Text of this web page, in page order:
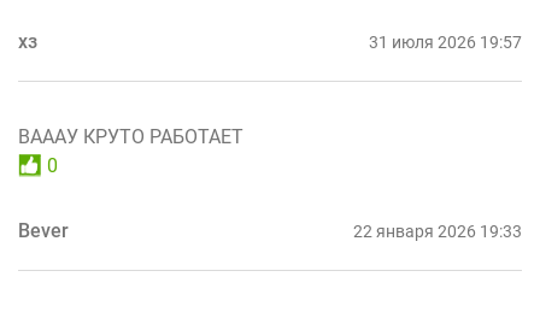
хз 31 июля 2026 19:57
ВАААУ КРУТО РАБОТАЕТ
0
Bever 22 января 2026 19:33